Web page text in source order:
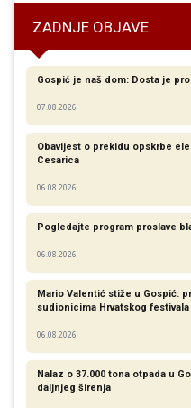
ZADNJE OBJAVE
Gospić je naš dom: Dosta je
07.08.2026
Obavijest o prekidu opskrbe
Cesarica
06.08.2026
Pogledajte program proslave
06.08.2026
Mario Valentić stiže u Gospić:
sudionicima Hrvatskog
06.08.2026
Nalaz o 37.000 tona otpada u
daljnjeg širenja